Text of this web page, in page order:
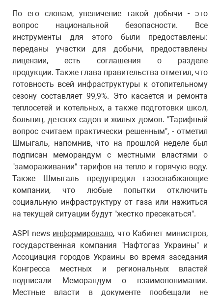
По его словам, увеличение такой добычи - это
вопрос национальной безопасности. Все
инструменты для этого были предоставлены:
переданы участки для добычи, предоставлены
лицензии, есть соглашения о разделе
продукции. Также глава правительства отметил, что
готовность всей инфраструктуры к отопительному
сезону составляет 99,9%. Это касается и ремонта
теплосетей и котельных, а также подготовки школ,
больниц, детских садов и жилых домов. "Тарифный
вопрос считаем практически решенным", - отметил
Шмыгаль, напомнив, что на прошлой неделе был
подписан меморандум с местными властями о
"замораживании" тарифов на тепло и горячую воду.
Также Шмыгаль предупредил газоснабжающие
компании, что любые попытки отключить
социальную инфраструктуру от газа или нажиться
на текущей ситуации будут "жестко пресекаться".
ASPI news информировало, что Кабинет министров,
государственная компания "Нафтогаз Украины" и
Ассоциация городов Украины во время заседания
Конгресса местных и региональных властей
подписали Меморандум о взаимопонимании.
Местные власти в документе пообещали не